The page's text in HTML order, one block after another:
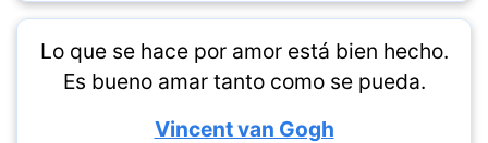
Lo que se hace por amor está bien hecho.
Es bueno amar tanto como se pueda.
Vincent van Gogh